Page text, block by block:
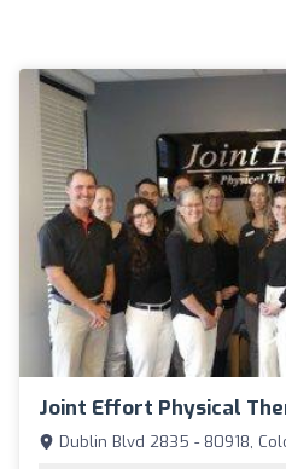
Joint Effort Physical
Dublin Blvd 2835 - 80918,